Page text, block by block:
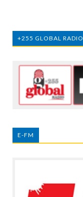
+255 GLOBAL RADIO
E-FM